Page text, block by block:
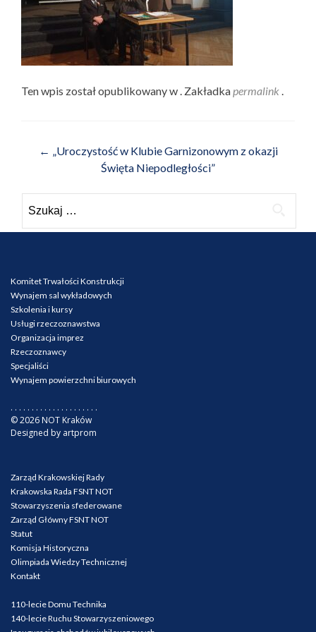
Ten wpis został opublikowany w . Zakładkapermalink .
Nawigacja wpisu
← „Uroczystość w Klubie Garnizonowym z okazji
Święta Niepodległości”
Komitet Trwałości Konstrukcji
Wynajem sal wykładowych
Szkolenia i kursy
Usługi rzeczoznawstwa
Organizacja imprez
Rzeczoznawcy
Specjaliści
Wynajem powierzchni biurowych
. . . . . . . . . . . . . . . . . . . . .
© 2026 NOT Kraków
Designed by artprom
Zarząd Krakowskiej Rady
Krakowska Rada FSNT NOT
Stowarzyszenia sfederowane
Zarząd Główny FSNT NOT
Statut
Komisja Historyczna
Olimpiada Wiedzy Technicznej
Kontakt
110-lecie Domu Technika
140-lecie Ruchu Stowarzyszeniowego